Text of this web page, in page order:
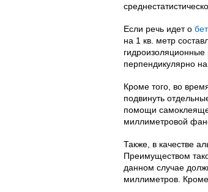
Если речь идет о
на 1 кв. метр
гидроизоляционные
перпендикулярно
Кроме того, во
подвинуть
помощи
миллиметровой
Также, в качестве
Преимуществом
данном случае
миллиметров. Кроме